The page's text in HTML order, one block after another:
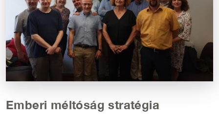
Emberi méltóság stratégia